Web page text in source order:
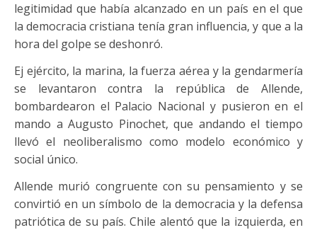
legitimidad que había alcanzado en un país en el que
la democracia cristiana tenía gran influencia, y que a la
hora del golpe se deshonró.
Ej ejército, la marina, la fuerza aérea y la gendarmería
se levantaron contra la república de Allende,
bombardearon el Palacio Nacional y pusieron en el
mando a Augusto Pinochet, que andando el tiempo
llevó el neoliberalismo como modelo económico y
social único.
Allende murió congruente con su pensamiento y se
convirtió en un símbolo de la democracia y la defensa
patriótica de su país. Chile alentó que la izquierda, en